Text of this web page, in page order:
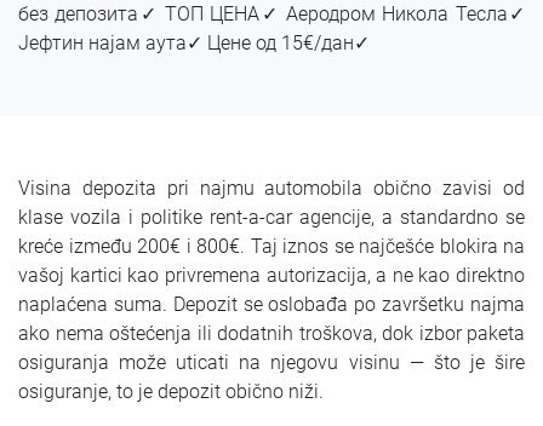
Најчешћа питања
SRPSKI
СРПСКИ
ENGLISH
без депозита✓ ТОП ЦЕНА✓ Аеродром Никола Тесла✓
Јефтин најам аута✓ Цене од 15€/дан✓
Visina depozita pri najmu automobila obično zavisi od
klase vozila i politike rent-a-car agencije, a standardno se
kreće između 200€ i 800€. Taj iznos se najčešće blokira na
vašoj kartici kao privremena autorizacija, a ne kao direktno
naplaćena suma. Depozit se oslobađa po završetku najma
ako nema oštećenja ili dodatnih troškova, dok izbor paketa
osiguranja može uticati na njegovu visinu — što je šire
osiguranje, to je depozit obično niži.